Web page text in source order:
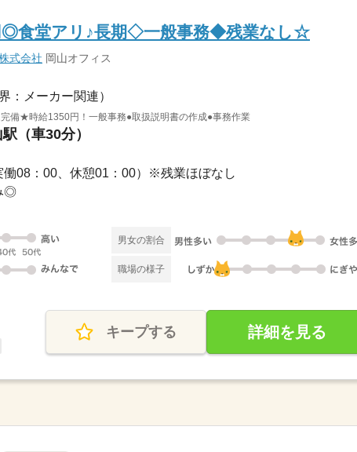
◎食堂アリ♪長期◇一般事務◆残業なし☆
式会社 岡山オフィス
界：メーカー関連）
完備★時給1350円！一般事務●取扱説明書の作成●事務作業
（車30分）
働08：00、休憩01：00）※残業ほぼなし
◎
男女の割合
職場の様子
キープする 詳細を見る